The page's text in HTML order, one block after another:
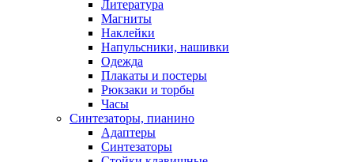
Литература
Магниты
Наклейки
Напульсники, нашивки
Одежда
Плакаты и постеры
Рюкзаки и торбы
Часы
Синтезаторы, пианино
Адаптеры
Синтезаторы